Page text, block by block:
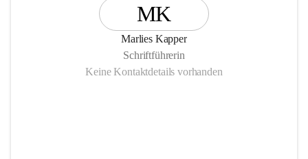
MK
Marlies Kapper
Schriftführerin
Keine Kontaktdetails vorhanden